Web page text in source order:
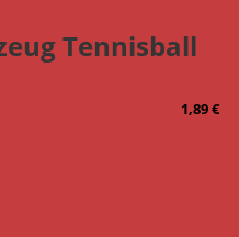
Tennisball
1,89€